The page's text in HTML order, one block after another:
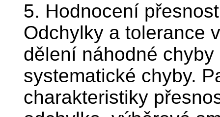
5. Hodnocení
Odchylky a tolerance
dělení náhodné
systematické chyby.
charakteristiky